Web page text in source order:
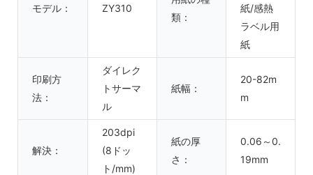
モデル： ZY310
類：
紙/感熱
ラベル用
紙
印刷方
法：
ダイレク
トサーマ
ル
紙幅：
20-82m
m
解決：
203dpi
(8ドッ
ト/mm)
紙の厚
さ：
0.06～0.
19mm